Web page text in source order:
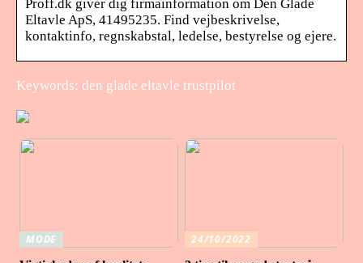
Proff.dk giver dig firmainformation om Den Glade
Eltavle ApS, 41495235. Find vejbeskrivelse,
kontaktinfo, regnskabstal, ledelse, bestyrelse og ejere.
Keywords: den glade eltavle trustpilot
MODE
24/10/2022